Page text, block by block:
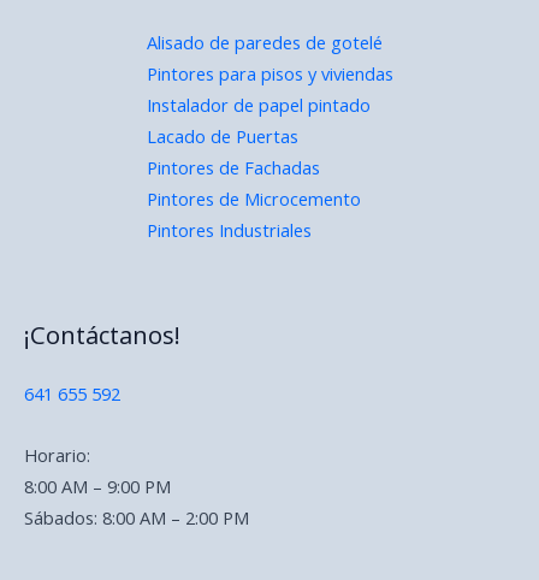
Alisado de paredes de gotelé
Pintores para pisos y viviendas
Instalador de papel pintado
Lacado de Puertas
Pintores de Fachadas
Pintores de Microcemento
Pintores Industriales
¡Contáctanos!
641 655 592
Horario:
8:00 AM – 9:00 PM
Sábados: 8:00 AM – 2:00 PM